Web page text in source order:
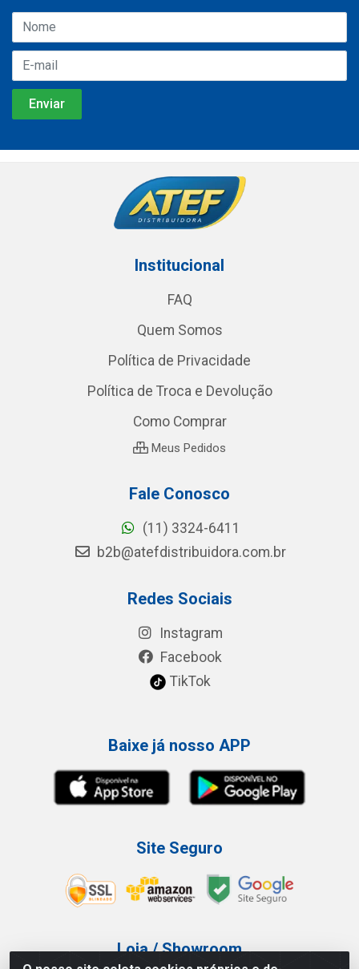
Institucional
FAQ
Quem Somos
Política de Privacidade
Política de Troca e Devolução
Como Comprar
Meus Pedidos
Fale Conosco
(11) 3324-6411
b2b@atefdistribuidora.com.br
Redes Sociais
Instagram
Facebook
TikTok
Baixe já nosso APP
Site Seguro
Loja / Showroom